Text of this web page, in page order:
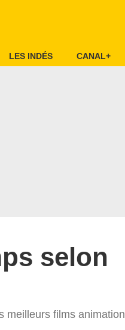
LES INDÉS CANAL+
selon
meilleurs films animation